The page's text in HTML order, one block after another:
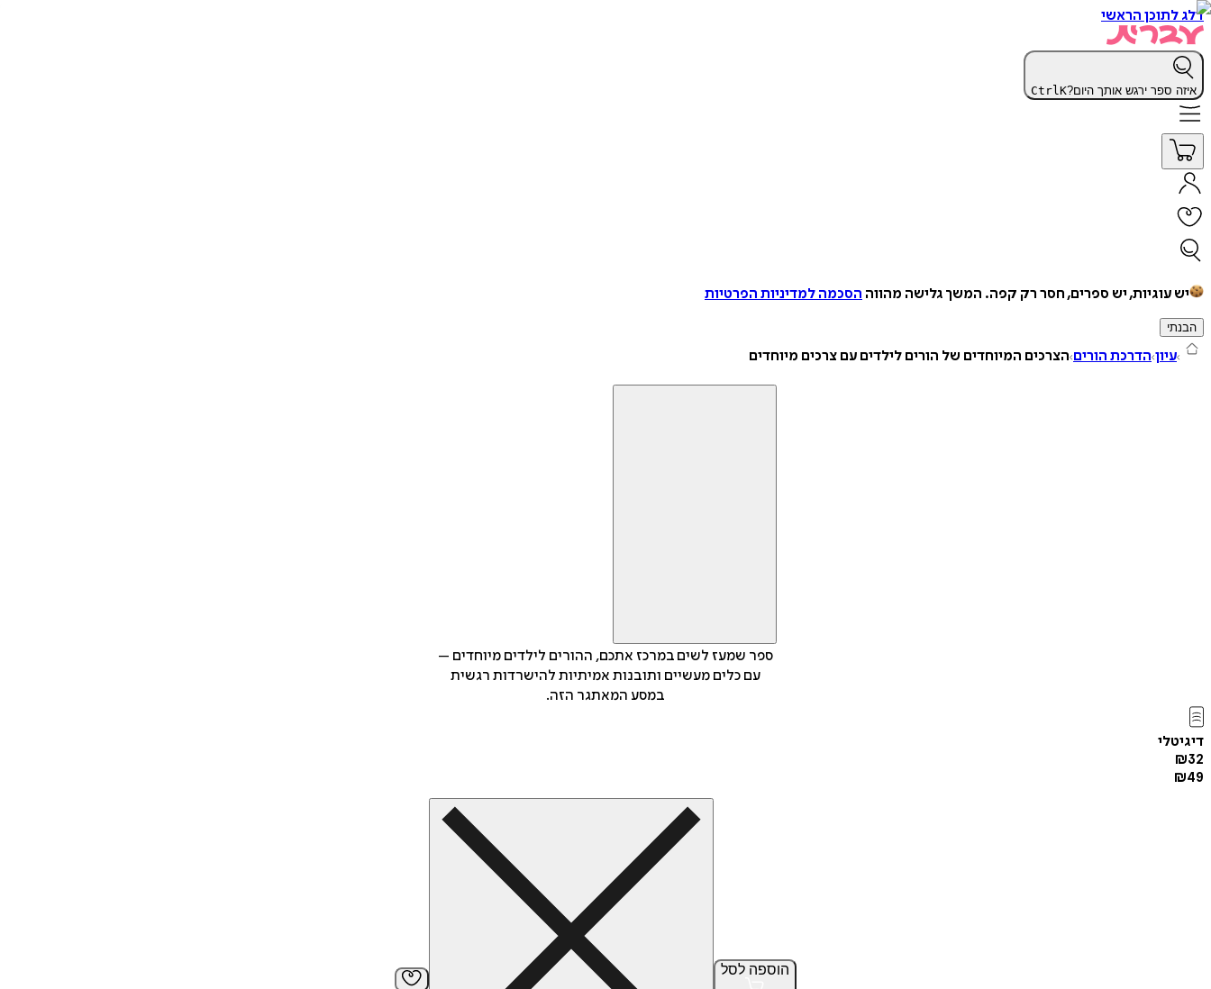
דלג לתוכן הראשי
איזה ספר ירגש אותך היום? CtrlK
יש עוגיות, יש ספרים, חסר רק קפה. המשך גלישה מהווה הסכמה למדיניות הפרטיות
הבנתי
עיון הדרכת הורים הצרכים המיוחדים של הורים לילדים עם צרכים מיוחדים
ספר שמעז לשים במרכז אתכם, ההורים לילדים מיוחדים –
עם כלים מעשיים ותובנות אמיתיות להישרדות רגשית
במסע המאתגר הזה.
דיגיטלי
₪32
₪49
הוספה לסל